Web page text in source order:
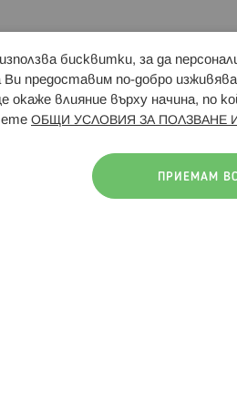
Магазини
използва бисквитки, за да
Ви предоставим по-добро
окаже влияние върху начина, по
ОБЩИ УСЛОВИЯ ЗА ПОЛЗВАНЕ
ПРИЕМАМ